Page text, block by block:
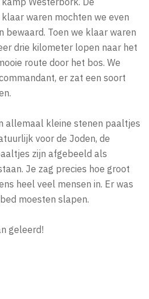
waren mochten we even
bewaard. Toen we klaar waren
drie kilometer lopen naar het
route door het bos. We
er zat een soort
allemaal kleine stenen paaltjes
voor de Joden, de
zijn afgebeeld als
Je zag precies hoe groot
heel veel mensen in. Er was
moesten slapen.
geleerd!